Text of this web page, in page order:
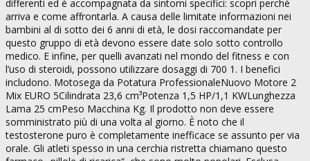
differenti ed è accompagnata da sintomi specifici: scopri perché
arriva e come affrontarla. A causa delle limitate informazioni nei
bambini al di sotto dei 6 anni di età, le dosi raccomandate per
questo gruppo di età devono essere date solo sotto controllo
medico. E infine, per quelli avanzati nel mondo del fitness e con
l’uso di steroidi, possono utilizzare dosaggi di 700 1. I benefici
includono. Motosega da Potatura ProfessionaleNuovo Motore 2
Mix EURO 5Cilindrata 23,6 cm³Potenza 1,5 HP/1,1 KWLunghezza
Lama 25 cmPeso Macchina Kg. Il prodotto non deve essere
somministrato più di una volta al giorno. È noto che il
testosterone puro è completamente inefficace se assunto per via
orale. Gli atleti spesso in una cerchia ristretta chiamano questo